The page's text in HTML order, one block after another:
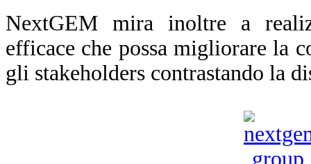
NextGEM mira inoltre a
efficace che possa migliorare la
gli stakeholders contrastando la